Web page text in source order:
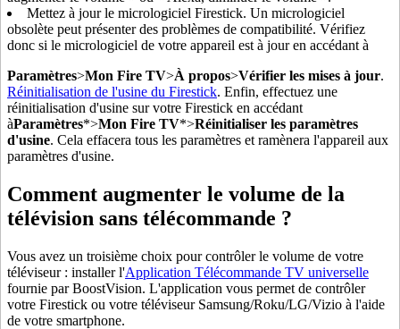
Mettez à jour le micrologiciel Firestick. Un micrologiciel
obsolète peut présenter des problèmes de compatibilité. Vérifiez
donc si le micrologiciel de votre appareil est à jour en accédant à
Paramètres>Mon Fire TV>À propos>Vérifier les mises à jour.
Réinitialisation de l'usine du Firestick. Enfin, effectuez une
réinitialisation d'usine sur votre Firestick en accédant
àParamètres*>Mon Fire TV*>Réinitialiser les paramètres
d'usine. Cela effacera tous les paramètres et ramènera l'appareil aux
paramètres d'usine.
Comment augmenter le volume de la
télévision sans télécommande ?
Vous avez un troisième choix pour contrôler le volume de votre
téléviseur : installer l'Application Télécommande TV universelle
fournie par BoostVision. L'application vous permet de contrôler
votre Firestick ou votre téléviseur Samsung/Roku/LG/Vizio à l'aide
de votre smartphone.